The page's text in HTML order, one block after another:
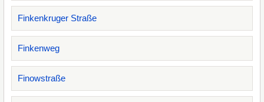
Finkenkruger Straße
Finkenweg
Finowstraße